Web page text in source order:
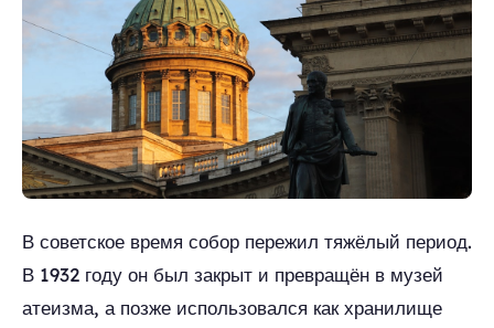
В советское время собор пережил тяжёлый период.
В 1932 году он был закрыт и превращён в музей
атеизма, а позже использовался как хранилище